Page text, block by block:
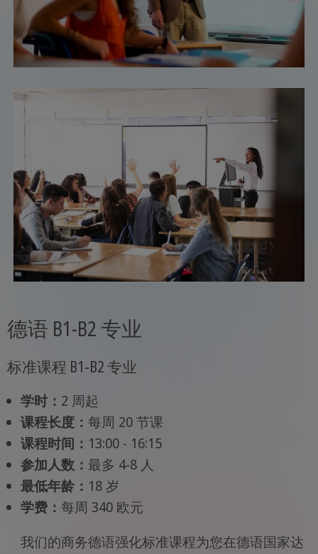
德语 B1-B2 专业
标准课程 B1-B2 专业
学时： 2 周起
课程长度： 每周 20 节课
课程时间： 13:00 - 16:15
参加人数： 最多 4-8 人
最低年龄： 18 岁
学费： 每周 340 欧元
我们的商务德语强化标准课程为您在德语国家达